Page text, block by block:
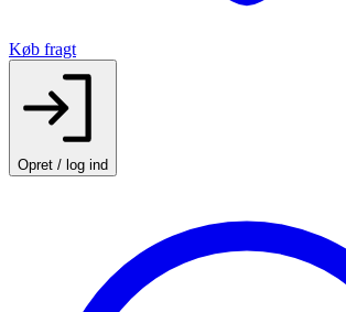
Køb fragt
Opret / log ind